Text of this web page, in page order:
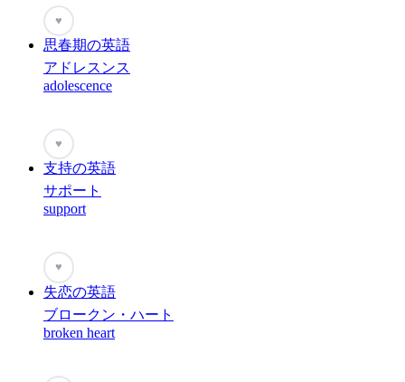
♥
思春期の英語
アドレスンス
adolescence
♥
支持の英語
サポート
support
♥
失恋の英語
ブロークン・ハート
broken heart